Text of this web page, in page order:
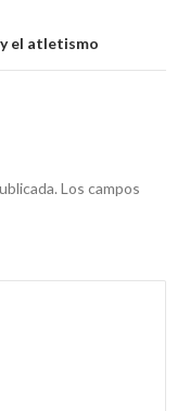
el atletismo
Los campos